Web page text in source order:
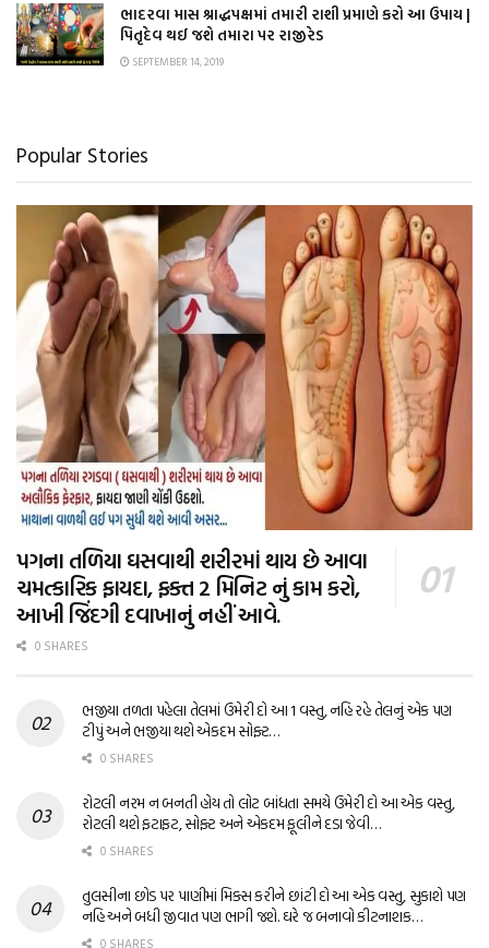
ભાદરવા માસ શ્રાદ્ધપક્ષમાં તમારી રાશી પ્રમાણે કરો આ ઉપાય |
પિતૃદેવ થઈ જશે તમારા પર રાજીરેડ
SEPTEMBER 14, 2019
Popular Stories
પગના તળિયા ઘસવાથી શરીરમાં થાય છે આવા
ચમત્કારિક ફાયદા, ફક્ત 2 મિનિટ નું કામ કરો,
આખી જિંદગી દવાખાનું નહીં આવે.
0 SHARES
ભજીયા તળતા પહેલા તેલમાં ઉમેરી દો આ 1 વસ્તુ, નહિ રહે તેલનું એક પણ
ટીપું અને ભજીયા થશે એકદમ સોફ્ટ…
0 SHARES
રોટલી નરમ ન બનતી હોય તો લોટ બાંધતા સમયે ઉમેરી દો આ એક વસ્તુ,
રોટલી થશે ફટાફટ, સોફ્ટ અને એકદમ ફૂલીને દડા જેવી…
0 SHARES
તુલસીના છોડ પર પાણીમાં મિક્સ કરીને છાંટી દો આ એક વસ્તુ, સુકાશે પણ
નહિ અને બધી જીવાત પણ ભાગી જશે. ઘરે જ બનાવો કીટનાશક…
0 SHARES